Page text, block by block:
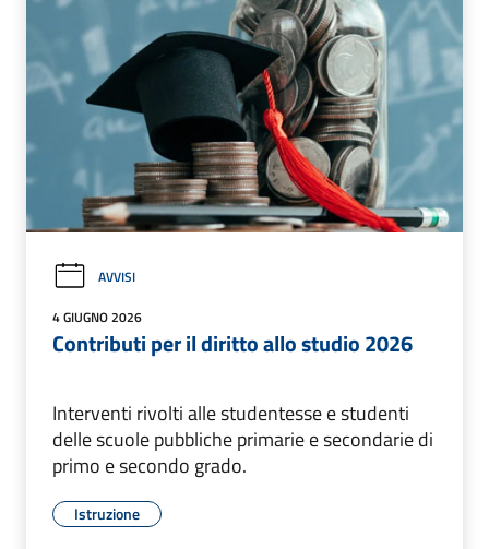
AVVISI
4 GIUGNO 2026
Contributi per il diritto allo studio 2026
Interventi rivolti alle studentesse e studenti
delle scuole pubbliche primarie e secondarie di
primo e secondo grado.
Istruzione